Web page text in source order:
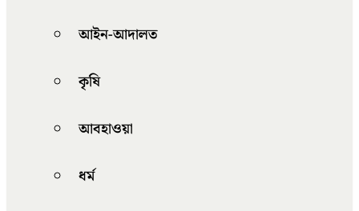
আইন-আদালত
কৃষি
আবহাওয়া
ধর্ম